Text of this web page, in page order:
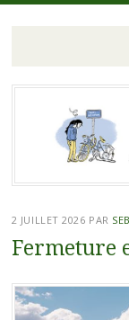
Aller
contenu
principal
2 JUILLET 2026 PAR SEB
Fermeture